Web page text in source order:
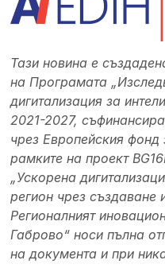
Тази новина е
на Програмата
дигитализация за
2021-2027,
чрез Европейския фонд
рамките на проект
„Ускорена
регион чрез създаване
Регионалният
Габрово“ носи пълна
на документа и при